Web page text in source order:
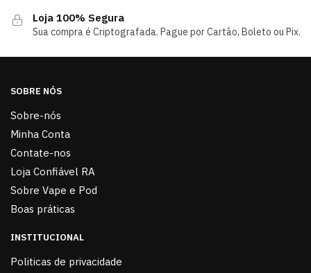
Loja 100% Segura
Sua compra é Criptografada. Pague por Cartão, Boleto ou Pix.
SOBRE NÓS
Sobre-nós
Minha Conta
Contate-nos
Loja Confiável RA
Sobre Vape e Pod
Boas práticas
INSTITUCIONAL
Politicas de privacidade